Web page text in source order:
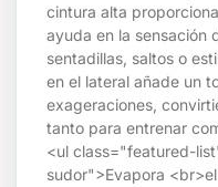
cintura alta
ayuda en la sensación
sentadillas, saltos o
en el lateral añade un
exageraciones,
tanto para entrenar
<ul class="featured-
sudor">Evapora